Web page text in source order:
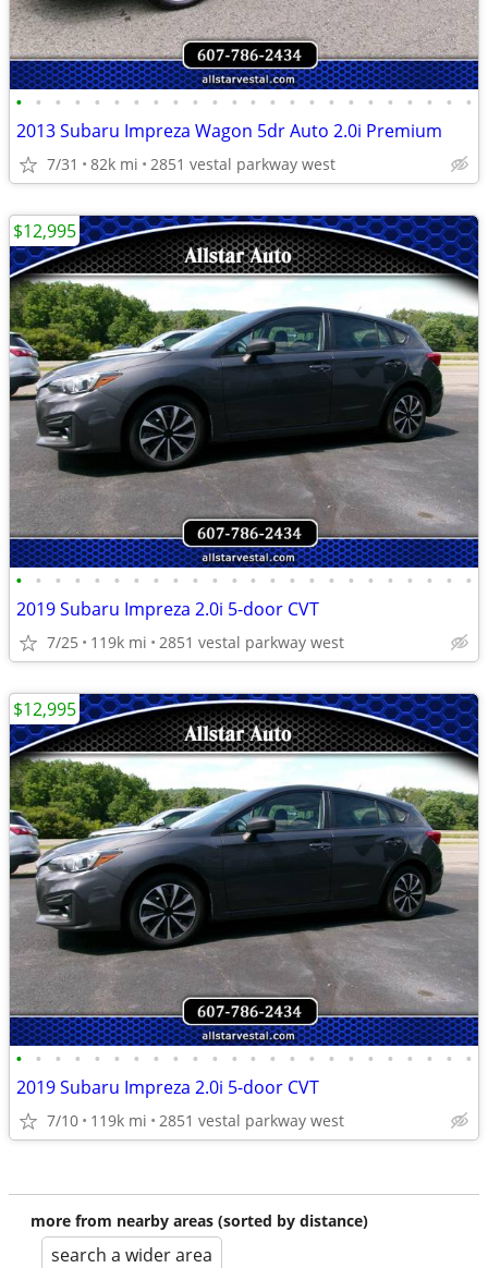
• • • • • • • • • • • • • • • • • • • • • • • •
2013 Subaru Impreza Wagon 5dr Auto 2.0i Premium
7/31 82k mi 2851 vestal parkway west
• • • • • • • • • • • • • • • • • • • • • • • •
2019 Subaru Impreza 2.0i 5-door CVT
7/25 119k mi 2851 vestal parkway west
$12,995
• • • • • • • • • • • • • • • • • • • • • • • •
2019 Subaru Impreza 2.0i 5-door CVT
7/10 119k mi 2851 vestal parkway west
$12,995
more from nearby areas (sorted by distance)
search a wider area